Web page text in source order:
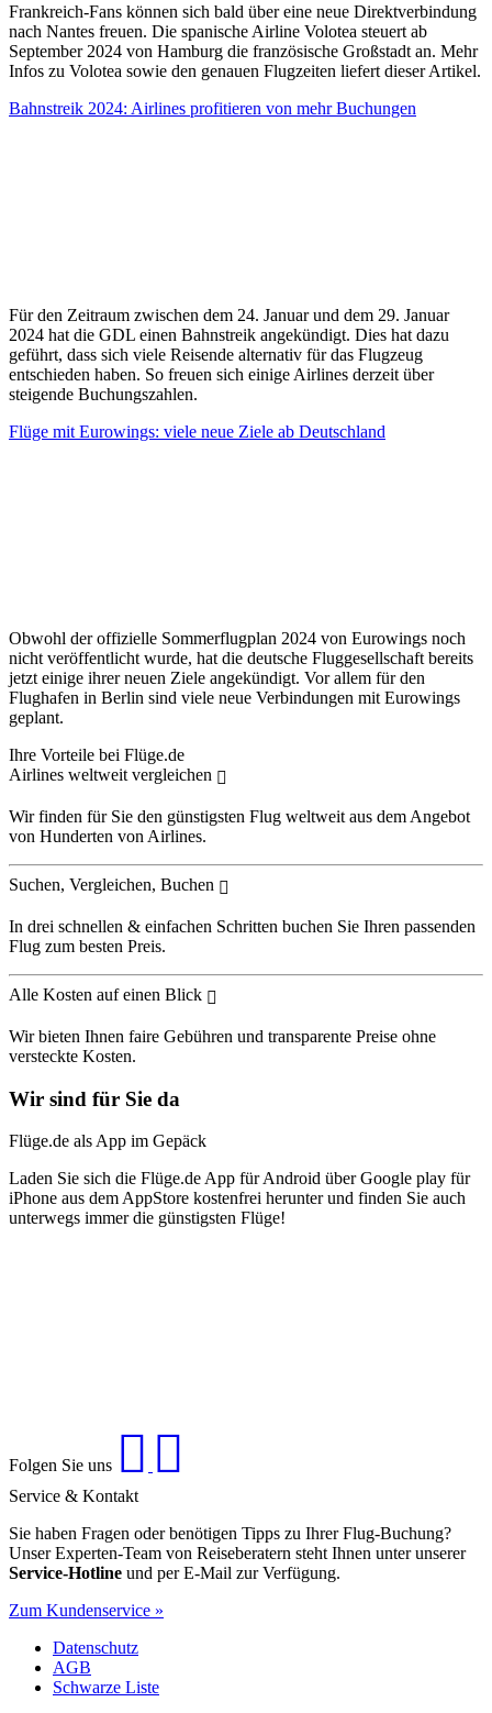
Frankreich-Fans können sich bald über eine neue Direktverbindung
nach Nantes freuen. Die spanische Airline Volotea steuert ab
September 2024 von Hamburg die französische Großstadt an. Mehr
Infos zu Volotea sowie den genauen Flugzeiten liefert dieser Artikel.
Bahnstreik 2024: Airlines profitieren von mehr Buchungen
Für den Zeitraum zwischen dem 24. Januar und dem 29. Januar
2024 hat die GDL einen Bahnstreik angekündigt. Dies hat dazu
geführt, dass sich viele Reisende alternativ für das Flugzeug
entschieden haben. So freuen sich einige Airlines derzeit über
steigende Buchungszahlen.
Flüge mit Eurowings: viele neue Ziele ab Deutschland
Obwohl der offizielle Sommerflugplan 2024 von Eurowings noch
nicht veröffentlicht wurde, hat die deutsche Fluggesellschaft bereits
jetzt einige ihrer neuen Ziele angekündigt. Vor allem für den
Flughafen in Berlin sind viele neue Verbindungen mit Eurowings
geplant.
Ihre Vorteile bei Flüge.de
Airlines weltweit vergleichen
Wir finden für Sie den günstigsten Flug weltweit aus dem Angebot
von Hunderten von Airlines.
Suchen, Vergleichen, Buchen
In drei schnellen & einfachen Schritten buchen Sie Ihren passenden
Flug zum besten Preis.
Alle Kosten auf einen Blick
Wir bieten Ihnen faire Gebühren und transparente Preise ohne
versteckte Kosten.
Wir sind für Sie da
Flüge.de als App im Gepäck
Laden Sie sich die Flüge.de App für Android über Google play für
iPhone aus dem AppStore kostenfrei herunter und finden Sie auch
unterwegs immer die günstigsten Flüge!
Folgen Sie uns
Service & Kontakt
Sie haben Fragen oder benötigen Tipps zu Ihrer Flug-Buchung?
Unser Experten-Team von Reiseberatern steht Ihnen unter unserer
Service-Hotline und per E-Mail zur Verfügung.
Zum Kundenservice »
Datenschutz
AGB
Schwarze Liste